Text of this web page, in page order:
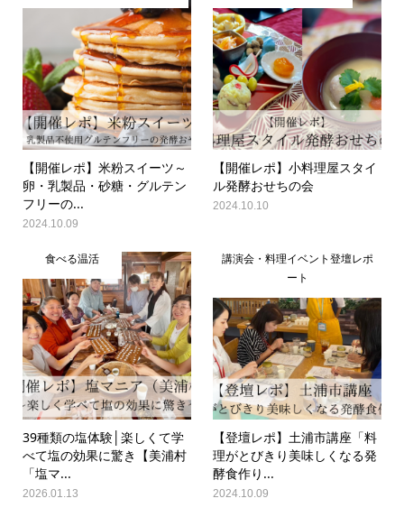
【開催レポ】米粉スイーツ～
卵・乳製品・砂糖・グルテン
フリーの...
2024.10.09
【開催レポ】小料理屋スタイ
ル発酵おせちの会
2024.10.10
食べる温活
39種類の塩体験│楽しくて学
べて塩の効果に驚き【美浦村
「塩マ...
2026.01.13
講演会・料理イベント登壇レポ
ート
【登壇レポ】土浦市講座「料
理がとびきり美味しくなる発
酵食作り...
2024.10.09